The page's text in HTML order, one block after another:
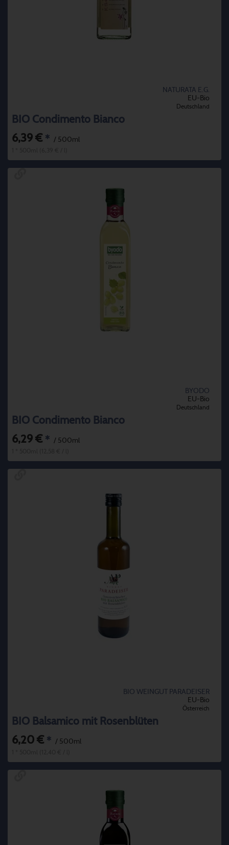
NATURATA E.G.
EU-Bio
Deutschland
BIO Condimento Bianco
6,39 € * / 500ml
BYODO
EU-Bio
Deutschland
BIO Condimento Bianco
6,29 € * / 500ml
BIO WEINGUT PARADEISER
EU-Bio
Österreich
BIO Balsamico mit Rosenblüten
6,20 € * / 500ml